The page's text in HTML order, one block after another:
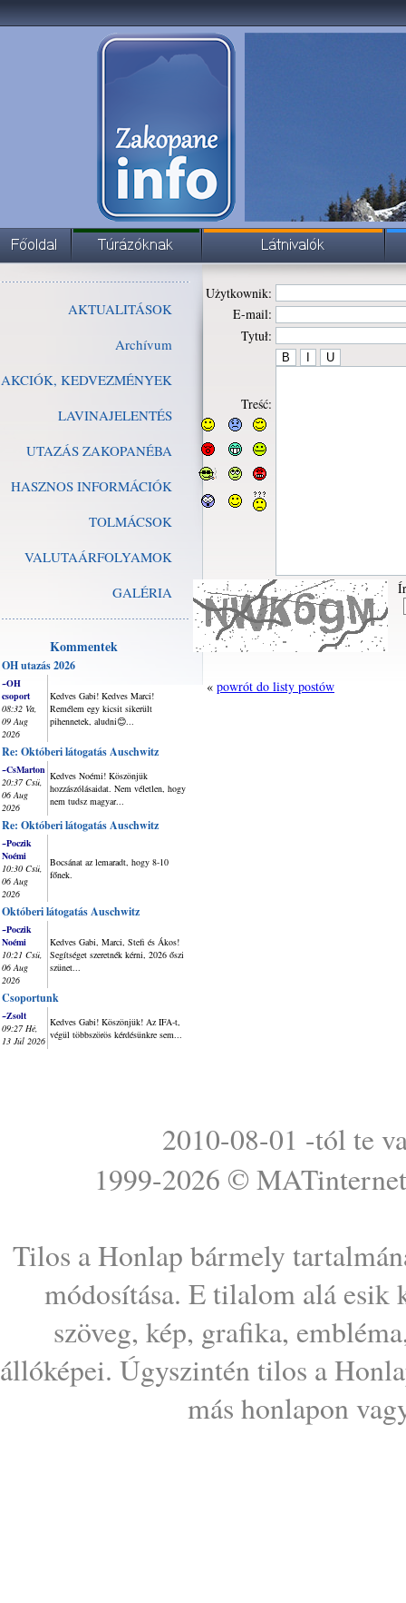
AKTUALITÁSOK
Archívum
AKCIÓK, KEDVEZMÉNYEK
LAVINAJELENTÉS
UTAZÁS ZAKOPANÉBA
HASZNOS INFORMÁCIÓK
TOLMÁCSOK
VALUTAÁRFOLYAMOK
GALÉRIA
Kommentek
OH utazás 2026
~OH
csoport
08:32 Va,
09 Aug
2026
Kedves Gabi! Kedves Marci!
Remélem egy kicsit sikerült
pihennetek, aludni😊...
Re: Októberi látogatás Auschwitz
~CsMarton
20:37 Csü,
06 Aug
2026
Kedves Noémi! Köszönjük
hozzászólásaidat. Nem véletlen, hogy
nem tudsz magyar...
Re: Októberi látogatás Auschwitz
~Poczik
Noémi
10:30 Csü,
06 Aug
2026
Bocsánat az lemaradt, hogy 8-10
főnek.
Októberi látogatás Auschwitz
~Poczik
Noémi
10:21 Csü,
06 Aug
2026
Kedves Gabi, Marci, Stefi és Ákos!
Segítséget szeretnék kérni, 2026 őszi
szünet...
Csoportunk
~Zsolt
09:27 Hé,
13 Júl 2026
Kedves Gabi! Köszönjük! Az IFA-t,
végül többszörös kérdésünkre sem...
Użytkownik:
E-mail:
Tytuł:
Treść:
« powrót do listy postów
2010-08-01 -tól te
1999-2026 © MATinternet
Tilos a Honlap bármely
módosítása. E tilalom alá esik
szöveg, kép, grafika,
állóképei. Úgyszintén tilos a
más honlapon